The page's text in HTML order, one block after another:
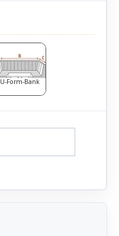
U-Form-Bank